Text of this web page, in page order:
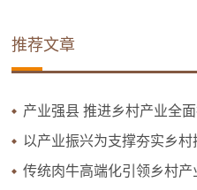
推荐文章
产业强县 推进乡村产业全
以产业振兴为支撑夯实乡村
传统肉牛高端化引领乡村